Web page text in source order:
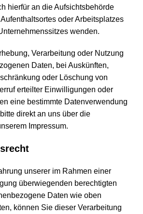
hierfür an die Aufsichtsbehörde
Aufenthaltsortes oder Arbeitsplatzes
wenden.
Verarbeitung oder Nutzung
Daten, bei Auskünften,
oder Löschung von
erteilter Einwilligungen oder
eine bestimmte Datenverwendung
direkt an uns über die
Impressum.
unserer im Rahmen einer
überwiegenden berechtigten
Daten wie oben
können Sie dieser Verarbeitung